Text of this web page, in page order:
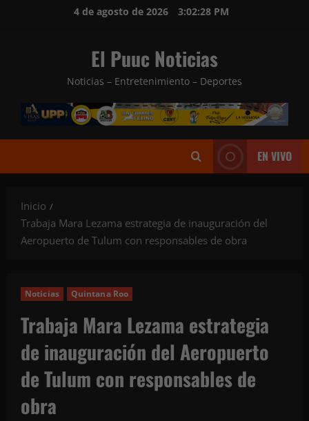
4 de agosto de 2026 3:02:29 PM
El Puuc Noticias
Noticias – Entretenimiento – Deportes
EN VIVO
Inicio
Trabaja Mara Lezama estrategia de inauguración del
Aeropuerto de Tulum con responsables de obra
Noticias Quintana Roo
Trabaja Mara Lezama estrategia
de inauguración del Aeropuerto
de Tulum con responsables de
obra